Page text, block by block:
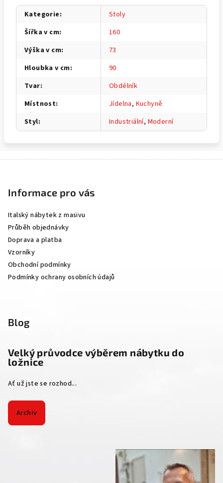
Kategorie:
Stoly
Šířka v cm:
160
Výška v cm:
73
Hloubka v cm:
90
Tvar:
Obdélník
Místnost: Jídelna, Kuchyně
Styl: Industriální, Moderní
Informace pro vás
Italský nábytek z masivu
Průběh objednávky
Doprava a platba
Vzorníky
Obchodní podmínky
Podmínky ochrany osobních údajů
Blog
Velký průvodce výběrem nábytku do
ložnice
Ať už jste se rozhod...
Archiv